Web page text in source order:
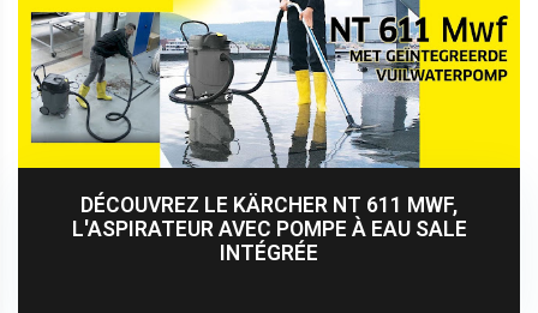
DÉCOUVREZ LE KÄRCHER NT 611 MWF,
L'ASPIRATEUR AVEC POMPE À EAU SALE
INTÉGRÉE